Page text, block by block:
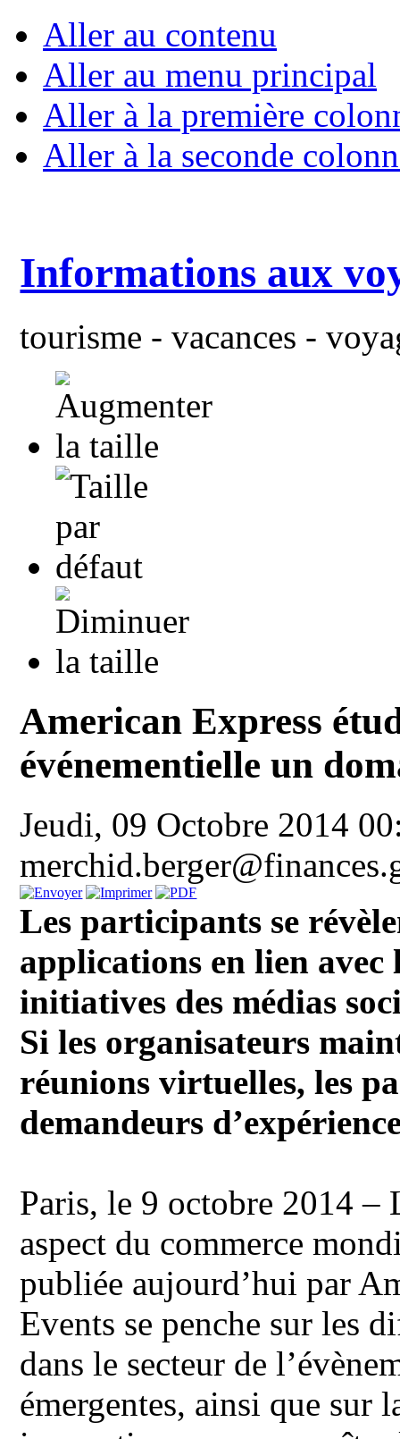
Aller au contenu
Aller au menu principal
Aller à la première
Aller à la seconde
Informations aux
tourisme - vacances -
American Express
événementielle un
Jeudi, 09 Octobre 2014
Les participants se
applications en lien avec
initiatives des médias
Si les organisateurs
réunions virtuelles, les
demandeurs
Paris, le 9 octobre 2014 –
aspect du commerce
publiée aujourd’hui par
Events se penche sur les
dans le secteur de
émergentes, ainsi que sur